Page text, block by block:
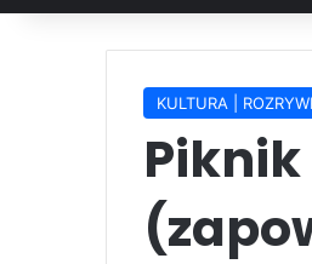
KULTURA |
Piknik